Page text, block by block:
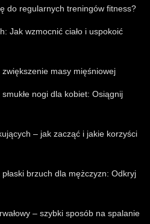
do regularnych treningów fitness?
Jak wzmocnić ciało i uspokoić
masy mięśniowej
nogi dla kobiet: Osiągnij
– jak zacząć i jakie korzyści
brzuch dla mężczyzn: Odkryj
– szybki sposób na spalanie